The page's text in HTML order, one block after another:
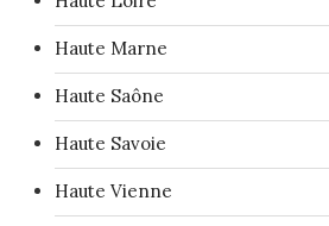
Haute Marne
Haute Saône
Haute Savoie
Haute Vienne